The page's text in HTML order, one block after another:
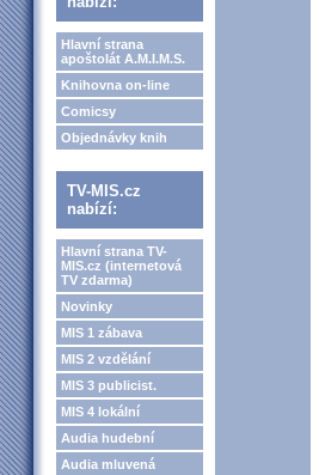
Hlavní strana
apoštolát A.M.I.M.S.
Knihovna on-line
Comicsy
Objednávky knih
TV-MIS.cz
nabízí:
Hlavní strana TV-
MIS.cz (internetová
TV zdarma)
Novinky
MIS 1 zábava
MIS 2 vzdělání
MIS 3 publicist.
MIS 4 lokální
Audia hudební
Audia mluvená